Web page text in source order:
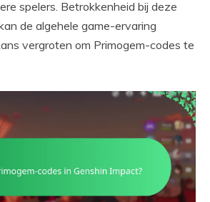
spelers. Betrokkenheid bij deze
de algehele game-ervaring
vergroten om Primogem-codes te